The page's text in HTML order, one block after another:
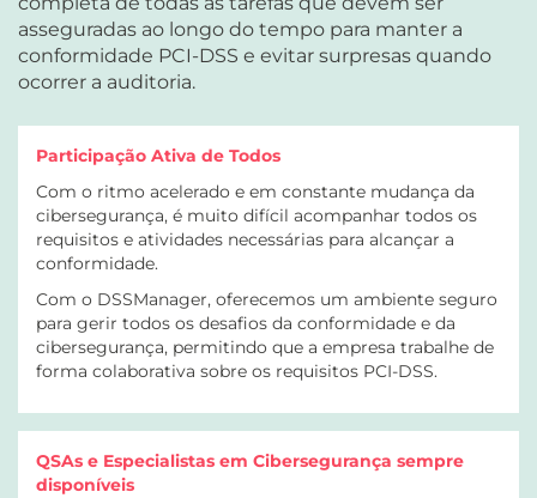
asseguradas ao longo do tempo para manter a
conformidade PCI-DSS e evitar surpresas quando
ocorrer a auditoria.
Participação Ativa de Todos
Com o ritmo acelerado e em constante mudança da
cibersegurança, é muito difícil acompanhar todos os
requisitos e atividades necessárias para alcançar a
conformidade.
Com o DSSManager, oferecemos um ambiente seguro
para gerir todos os desafios da conformidade e da
cibersegurança, permitindo que a empresa trabalhe de
forma colaborativa sobre os requisitos PCI-DSS.
QSAs e Especialistas em Cibersegurança sempre
disponíveis